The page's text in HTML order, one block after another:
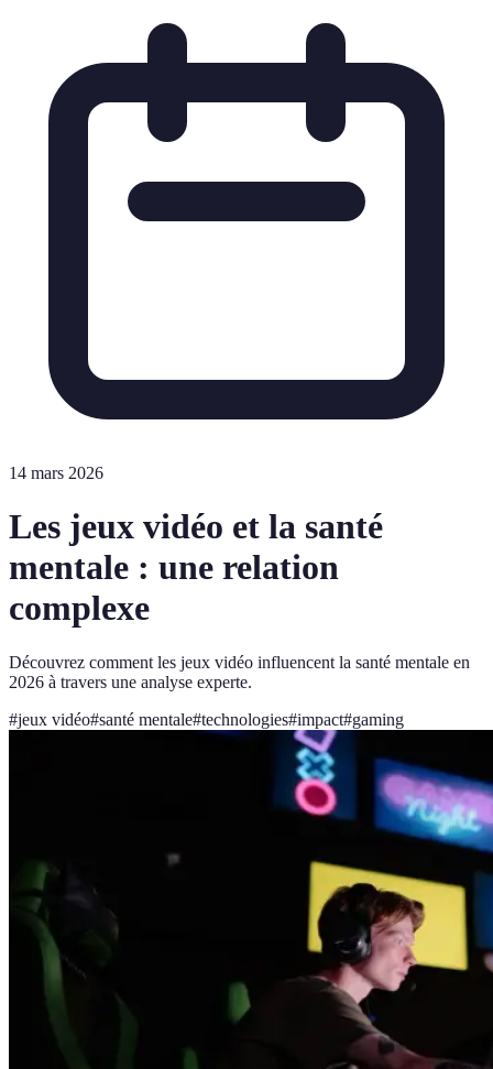
14 mars 2026
Les jeux vidéo et la santé
mentale : une relation
complexe
Découvrez comment les jeux vidéo influencent la santé mentale en
2026 à travers une analyse experte.
#jeux vidéo#santé mentale#technologies#impact#gaming